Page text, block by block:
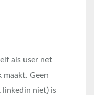
als user net
maakt. Geen
linkedin niet) is